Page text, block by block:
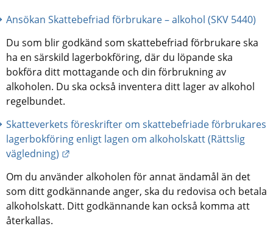
Ansökan Skattebefriad förbrukare – alkohol (SKV 5440)
Du som blir godkänd som skattebefriad förbrukare ska
ha en särskild lagerbokföring, där du löpande ska
bokföra ditt mottagande och din förbrukning av
alkoholen. Du ska också inventera ditt lager av alkohol
regelbundet.
Skatteverkets föreskrifter om skattebefriade förbrukares
lagerbokföring enligt lagen om alkoholskatt (Rättslig
vägledning)
Om du använder alkoholen för annat ändamål än det
som ditt godkännande anger, ska du redovisa och betala
alkoholskatt. Ditt godkännande kan också komma att
återkallas.